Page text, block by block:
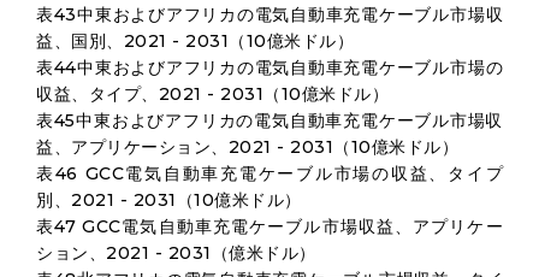
表43中東およびアフリカの電気自動車充電ケーブル市場収
益、国別、2021 - 2031（10億米ドル）
表44中東およびアフリカの電気自動車充電ケーブル市場の
収益、タイプ、2021 - 2031（10億米ドル）
表45中東およびアフリカの電気自動車充電ケーブル市場収
益、アプリケーション、2021 - 2031（10億米ドル）
表46 GCC電気自動車充電ケーブル市場の収益、タイプ
別、2021 - 2031（10億米ドル）
表47 GCC電気自動車充電ケーブル市場収益、アプリケー
ション、2021 - 2031（億米ドル）